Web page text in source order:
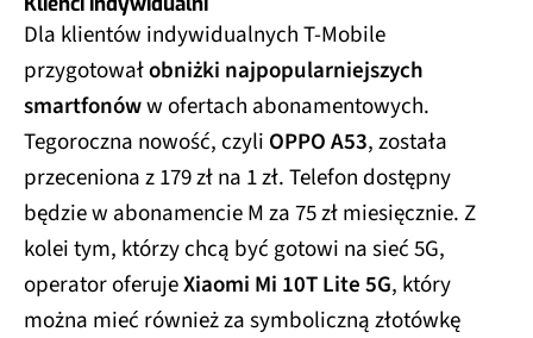
Dla klientów indywidualnych T-Mobile
przygotowałobniżki najpopularniejszych
smartfonóww ofertach abonamentowych.
Tegoroczna nowość, czyli OPPO A53, została
przeceniona z 179 zł na 1 zł. Telefon dostępny
będzie w abonamencie M za 75 zł miesięcznie. Z
kolei tym, którzy chcą być gotowi na sieć 5G,
operator oferujeXiaomi Mi 10T Lite 5G, który
można mieć również za symboliczną złotówkę